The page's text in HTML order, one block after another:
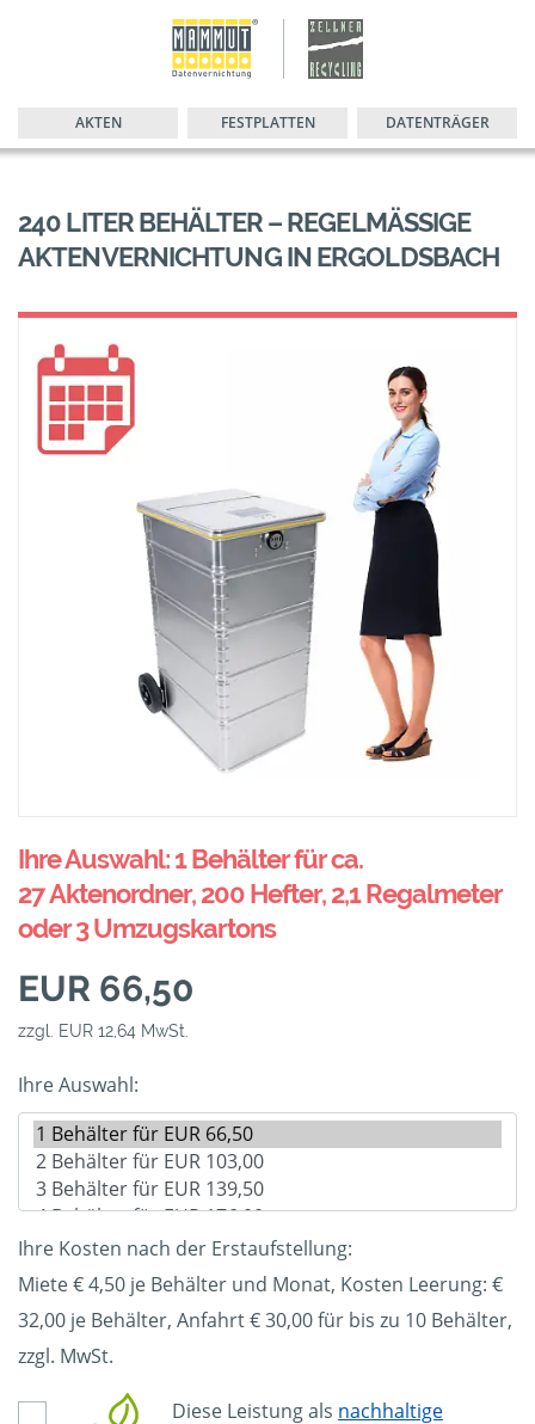
AKTEN FESTPLATTEN DATENTRÄGER
240 LITER BEHÄLTER – REGELMÄSSIGE A
KTENVERNICHTUNG IN ERGOLDSBACH
Ihre Auswahl: 1 Behälter für ca.
27 Aktenordner, 200 Hefter, 2,1 Regalmeter
oder 3 Umzugskartons
EUR 66,50
zzgl. EUR 12,64 MwSt.
Ihre Auswahl:
Ihre Kosten nach der Erstaufstellung:
Miete € 4,50 je Behälter und Monat, Kosten Leerung: €
32,00 je Behälter, Anfahrt € 30,00 für bis zu 10 Behälter,
zzgl. MwSt.
Diese Leistung als nachhaltige